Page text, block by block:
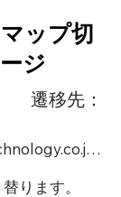
ップ切
ジ
遷移先：
https://service.neotechnology.co.jp/order2/IHOU/FreeMindView.html
ります。